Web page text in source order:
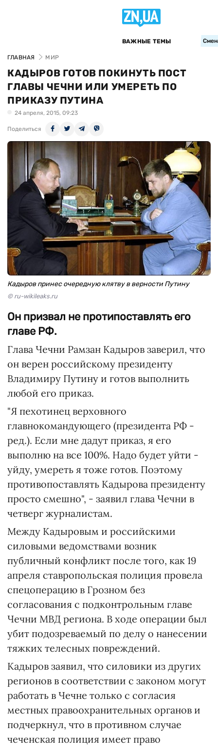
ВАЖНЫЕ ТЕМЫ
ГЛАВНАЯ МИР
КАДЫРОВ ГОТОВ ПОКИНУТЬ ПОСТ
ГЛАВЫ ЧЕЧНИ ИЛИ УМЕРЕТЬ ПО
ПРИКАЗУ ПУТИНА
24 апреля, 2015, 09:23
Поделиться
Кадыров принес очередную клятву в верности Путину
© ru-wikileaks.ru
Он призвал не протипоставлять его
главе РФ.
Глава Чечни Рамзан Кадыров заверил, что
он верен российскому президенту
Владимиру Путину и готов выполнить
любой его приказ.
"Я пехотинец верховного
главнокомандующего (президента РФ -
ред.). Если мне дадут приказ, я его
выполню на все 100%. Надо будет уйти -
уйду, умереть я тоже готов. Поэтому
противопоставлять Кадырова президенту
просто смешно", - заявил глава Чечни в
четверг журналистам.
Между Кадыровым и российскими
силовыми ведомствами возник
публичный конфликт после того, как 19
апреля ставропольская полиция провела
спецоперацию в Грозном без
согласования с подконтрольным главе
Чечни МВД региона. В ходе операции был
убит подозреваемый по делу о нанесении
тяжких телесных повреждений.
Кадыров заявил, что силовики из других
регионов в соответствии с законом могут
работать в Чечне только с согласия
местных правоохранительных органов и
подчеркнул, что в противном случае
чеченская полиция имеет право